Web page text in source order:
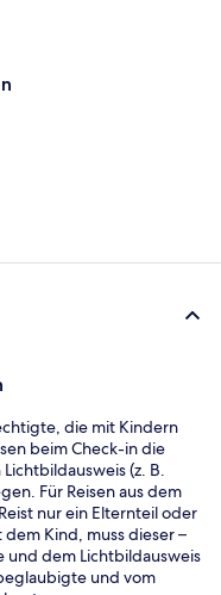
die mit Kindern
beim Check-in die
(z. B.
Für Reisen aus dem
nur ein Elternteil oder
Kind, muss dieser –
dem Lichtbildausweis
und vom